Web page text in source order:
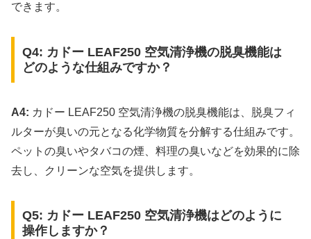
できます。
Q4: カドー LEAF250 空気清浄機の脱臭機能は
どのような仕組みですか？
A4: カドー LEAF250 空気清浄機の脱臭機能は、脱臭フィ
ルターが臭いの元となる化学物質を分解する仕組みです。
ペットの臭いやタバコの煙、料理の臭いなどを効果的に除
去し、クリーンな空気を提供します。
Q5: カドー LEAF250 空気清浄機はどのように
操作しますか？